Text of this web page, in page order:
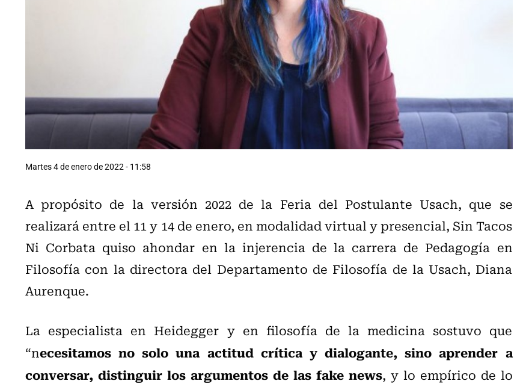
Martes 4 de enero de 2022 - 11:58
A propósito de la versión 2022 de la Feria del Postulante Usach, que se
realizará entre el 11 y 14 de enero, en modalidad virtual y presencial, Sin Tacos
Ni Corbata quiso ahondar en la injerencia de la carrera de Pedagogía en
Filosofía con la directora del Departamento de Filosofía de la Usach, Diana
Aurenque.
La especialista en Heidegger y en filosofía de la medicina sostuvo que
“necesitamos no solo una actitud crítica y dialogante, sino aprender a
conversar, distinguir los argumentos de las fake news, y lo empírico de lo